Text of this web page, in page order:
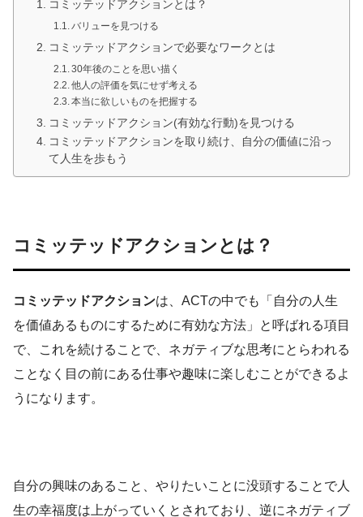
コミッテッドアクションとは？
バリューを見つける
コミッテッドアクションで必要なワークとは
30年後のことを思い描く
他人の評価を気にせず考える
本当に欲しいものを把握する
コミッテッドアクション(有効な行動)を見つける
コミッテッドアクションを取り続け、自分の価値に沿っ
て人生を歩もう
コミッテッドアクションとは？
コミッテッドアクションは、ACTの中でも「自分の人生
を価値あるものにするために有効な方法」と呼ばれる項目
で、これを続けることで、ネガティブな思考にとらわれる
ことなく目の前にある仕事や趣味に楽しむことができるよ
うになります。
自分の興味のあること、やりたいことに没頭することで人
生の幸福度は上がっていくとされており、逆にネガティブ